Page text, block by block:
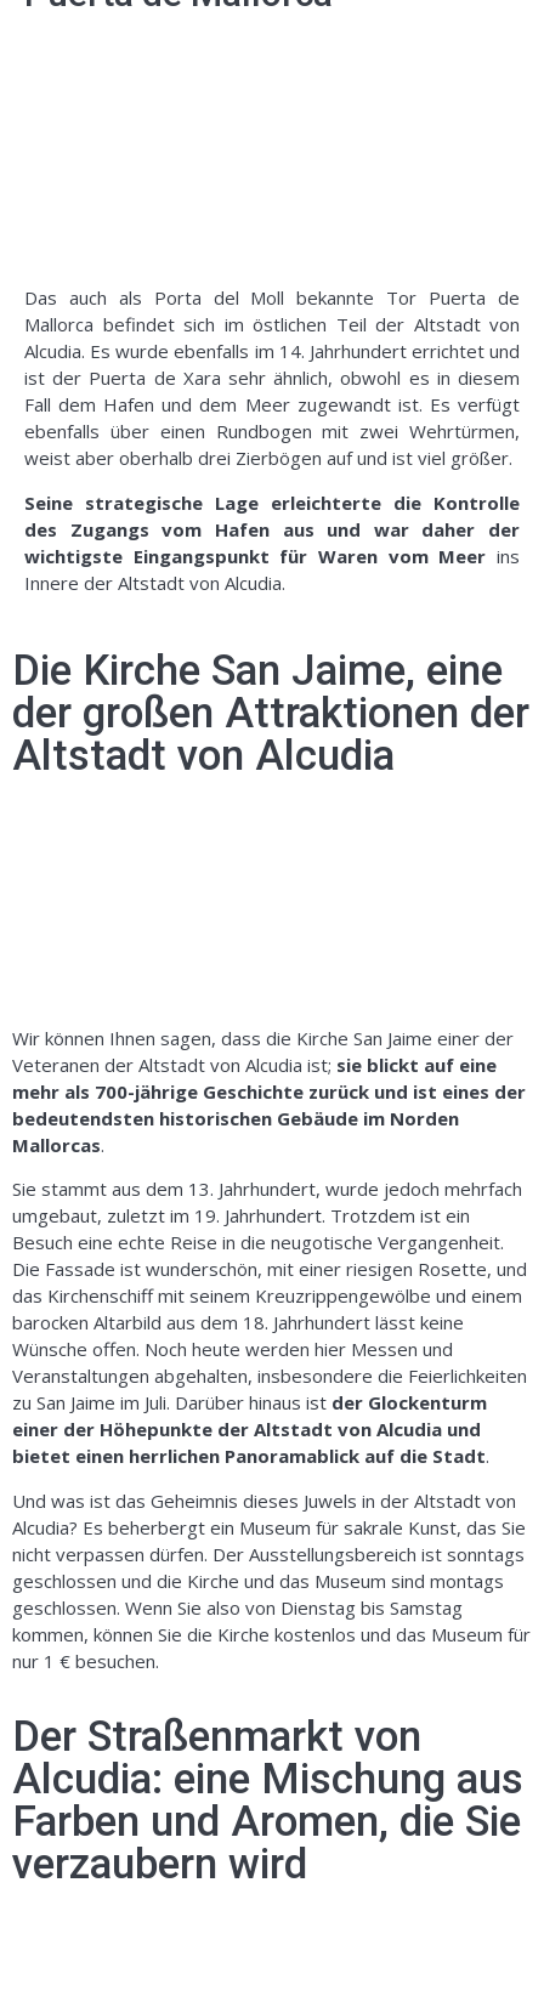
Das auch als Porta del Moll bekannte Tor Puerta de
Mallorca befindet sich im östlichen Teil der Altstadt von
Alcudia. Es wurde ebenfalls im 14. Jahrhundert errichtet und
ist der Puerta de Xara sehr ähnlich, obwohl es in diesem
Fall dem Hafen und dem Meer zugewandt ist. Es verfügt
ebenfalls über einen Rundbogen mit zwei Wehrtürmen,
weist aber oberhalb drei Zierbögen auf und ist viel größer.
Seine strategische Lage erleichterte die Kontrolle
des Zugangs vom Hafen aus und war daher der
wichtigste Eingangspunkt für Waren vom Meer ins
Innere der Altstadt von Alcudia.
Die Kirche San Jaime, eine
der großen Attraktionen der
Altstadt von Alcudia
Wir können Ihnen sagen, dass die Kirche San Jaime einer der
Veteranen der Altstadt von Alcudia ist; sie blickt auf eine
mehr als 700-jährige Geschichte zurück und ist eines der
bedeutendsten historischen Gebäude im Norden
Mallorcas.
Sie stammt aus dem 13. Jahrhundert, wurde jedoch mehrfach
umgebaut, zuletzt im 19. Jahrhundert. Trotzdem ist ein
Besuch eine echte Reise in die neugotische Vergangenheit.
Die Fassade ist wunderschön, mit einer riesigen Rosette, und
das Kirchenschiff mit seinem Kreuzrippengewölbe und einem
barocken Altarbild aus dem 18. Jahrhundert lässt keine
Wünsche offen. Noch heute werden hier Messen und
Veranstaltungen abgehalten, insbesondere die Feierlichkeiten
zu San Jaime im Juli. Darüber hinaus ist der Glockenturm
einer der Höhepunkte der Altstadt von Alcudia und
bietet einen herrlichen Panoramablick auf die Stadt.
Und was ist das Geheimnis dieses Juwels in der Altstadt von
Alcudia? Es beherbergt ein Museum für sakrale Kunst, das Sie
nicht verpassen dürfen. Der Ausstellungsbereich ist sonntags
geschlossen und die Kirche und das Museum sind montags
geschlossen. Wenn Sie also von Dienstag bis Samstag
kommen, können Sie die Kirche kostenlos und das Museum für
nur 1 € besuchen.
Der Straßenmarkt von
Alcudia: eine Mischung aus
Farben und Aromen, die Sie
verzaubern wird